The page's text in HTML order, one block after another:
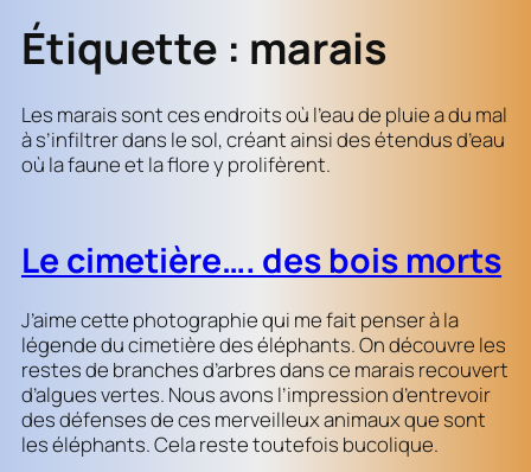
Étiquette : marais
Les marais sont ces endroits où l’eau de pluie a du mal
à s’infiltrer dans le sol, créant ainsi des étendus d’eau
où la faune et la flore y prolifèrent.
Le cimetière…. des bois morts
J’aime cette photographie qui me fait penser à la
légende du cimetière des éléphants. On découvre les
restes de branches d’arbres dans ce marais recouvert
d’algues vertes. Nous avons l’impression d’entrevoir
des défenses de ces merveilleux animaux que sont
les éléphants. Cela reste toutefois bucolique.